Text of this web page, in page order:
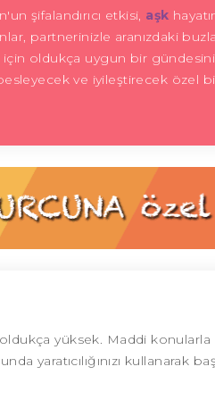
şifalandırıcı etkisi, aşk
partnerinizle aranızdaki
için oldukça uygun bir
ve iyileştirecek özel
yüksek. Maddi konularla
yaratıcılığınızı kullanarak